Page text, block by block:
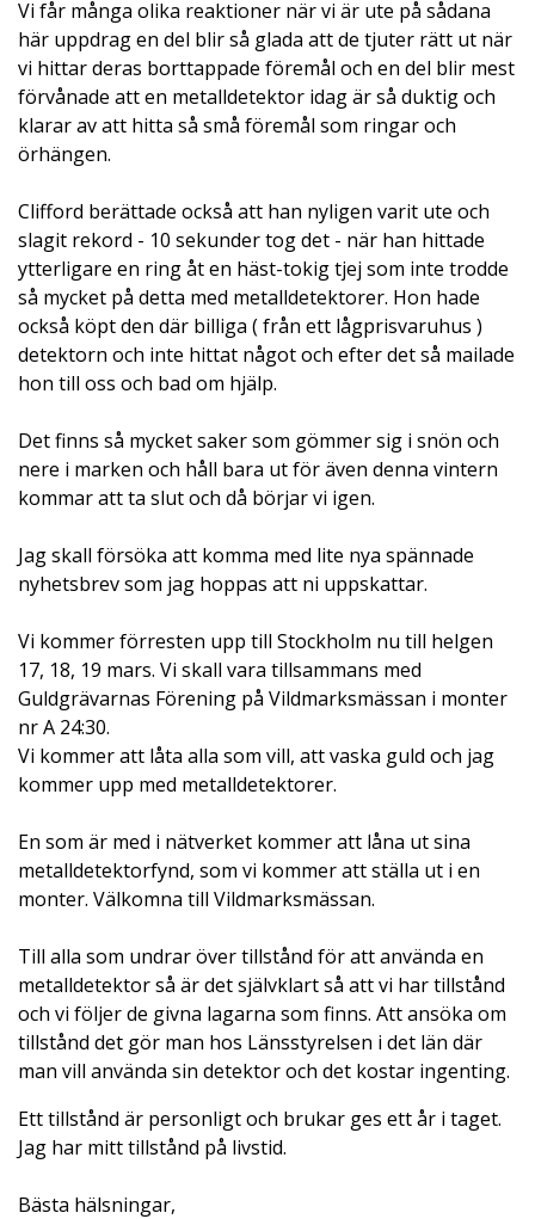
Vi får många olika reaktioner när vi är ute på sådana
här uppdrag en del blir så glada att de tjuter rätt ut när
vi hittar deras borttappade föremål och en del blir mest
förvånade att en metalldetektor idag är så duktig och
klarar av att hitta så små föremål som ringar och
örhängen.
Clifford berättade också att han nyligen varit ute och
slagit rekord - 10 sekunder tog det - när han hittade
ytterligare en ring åt en häst-tokig tjej som inte trodde
så mycket på detta med metalldetektorer. Hon hade
också köpt den där billiga ( från ett lågprisvaruhus )
detektorn och inte hittat något och efter det så mailade
hon till oss och bad om hjälp.
Det finns så mycket saker som gömmer sig i snön och
nere i marken och håll bara ut för även denna vintern
kommar att ta slut och då börjar vi igen.
Jag skall försöka att komma med lite nya spännade
nyhetsbrev som jag hoppas att ni uppskattar.
Vi kommer förresten upp till Stockholm nu till helgen
17, 18, 19 mars. Vi skall vara tillsammans med
Guldgrävarnas Förening på Vildmarksmässan i monter
nr A 24:30.
Vi kommer att låta alla som vill, att vaska guld och jag
kommer upp med metalldetektorer.
En som är med i nätverket kommer att låna ut sina
metalldetektorfynd, som vi kommer att ställa ut i en
monter. Välkomna till Vildmarksmässan.
Till alla som undrar över tillstånd för att använda en
metalldetektor så är det självklart så att vi har tillstånd
och vi följer de givna lagarna som finns. Att ansöka om
tillstånd det gör man hos Länsstyrelsen i det län där
man vill använda sin detektor och det kostar ingenting.
Ett tillstånd är personligt och brukar ges ett år i taget.
Jag har mitt tillstånd på livstid.
Bästa hälsningar,